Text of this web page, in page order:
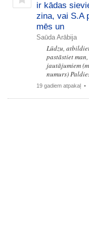
ir kādas
zina, vai S.A
mēs un
Saūda Arābija
Lūdzu,
pastāstiet
jautājumiem
numurs)
19 gadiem atpakaļ •